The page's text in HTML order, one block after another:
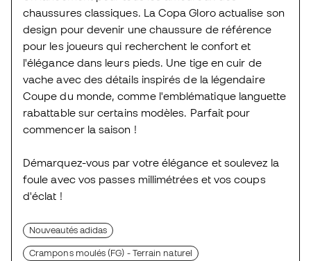
chaussures classiques. La Copa Gloro actualise son
design pour devenir une chaussure de référence
pour les joueurs qui recherchent le confort et
l'élégance dans leurs pieds. Une tige en cuir de
vache avec des détails inspirés de la légendaire
Coupe du monde, comme l'emblématique languette
rabattable sur certains modèles. Parfait pour
commencer la saison !
Démarquez-vous par votre élégance et soulevez la
foule avec vos passes millimétrées et vos coups
d'éclat !
Nouveautés adidas
Crampons moulés (FG) - Terrain naturel